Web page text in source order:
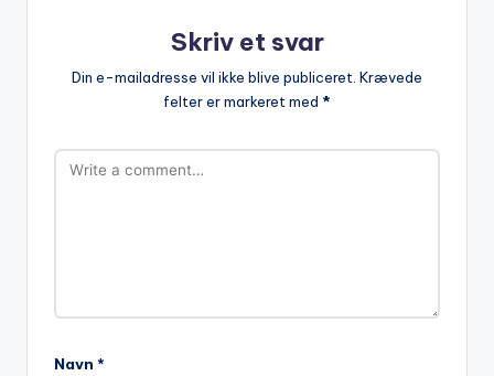
Skriv et svar
Din e-mailadresse vil ikke blive publiceret. Krævede
felter er markeret med *
Navn *